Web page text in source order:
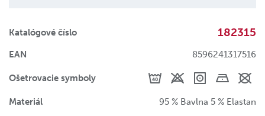
Katalógové číslo 182315
EAN 8596241317516
Ošetrovacie symboly
Materiál
95 % Bavlna 5 % Elastan